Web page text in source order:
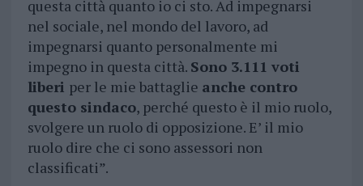
questa città quanto io ci sto. Ad impegnarsi
nel sociale, nel mondo del lavoro, ad
impegnarsi quanto personalmente mi
impegno in questa città. Sono 3.111 voti
liberi per le mie battaglie anche contro
questo sindaco, perché questo è il mio ruolo,
svolgere un ruolo di opposizione. E’ il mio
ruolo dire che ci sono assessori non
classificati”.